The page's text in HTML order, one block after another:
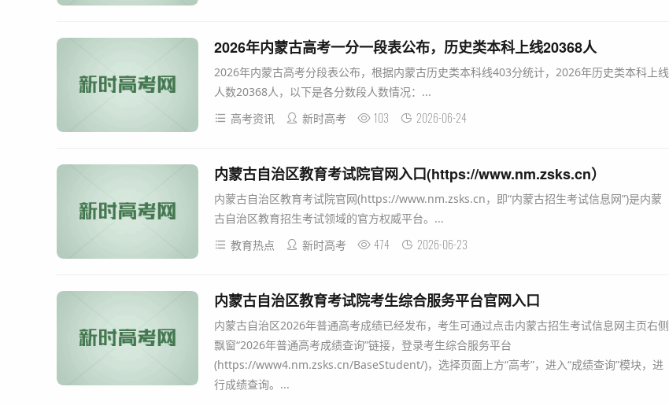
2026年内蒙古高考一分一段表公布，历史类本科上线20368人
2026年内蒙古高考分段表公布，根据内蒙古历史类本科线403分统计，2026年历史类本科上线
人数20368人，以下是各分数段人数情况：...
高考资讯
新时高考 103 2026-06-24
内蒙古自治区教育考试院官网入口(https://www.nm.zsks.cn）
内蒙古自治区教育考试院官网(https://www.nm.zsks.cn，即“内蒙古招生考试信息网”)是内蒙
古自治区教育招生考试领域的官方权威平台。...
教育热点
新时高考 474 2026-06-23
内蒙古自治区教育考试院考生综合服务平台官网入口
内蒙古自治区2026年普通高考成绩已经发布，考生可通过点击内蒙古招生考试信息网主页右侧
飘窗“2026年普通高考成绩查询”链接，登录考生综合服务平台
(https://www4.nm.zsks.cn/BaseStudent/)，选择页面上方“高考”，进入“成绩查询”模块，进
行成绩查询。...